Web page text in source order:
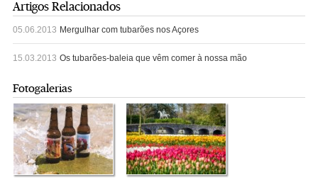
Artigos Relacionados
05.06.2013 Mergulhar com tubarões nos Açores
15.03.2013 Os tubarões-baleia que vêm comer à nossa mão
Fotogalerias